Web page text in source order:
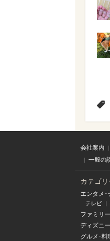
会社案内
一般の
カテゴリ
エンタメ･
テレビ
ファミリー
ディズニー
グルメ･料